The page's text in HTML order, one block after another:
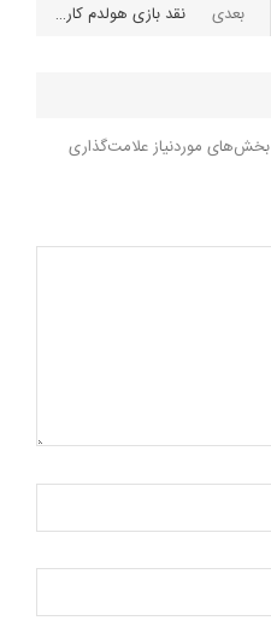
نقد بازی هولدم کارائیبی
بخش‌های موردنیاز علامت‌گذاری